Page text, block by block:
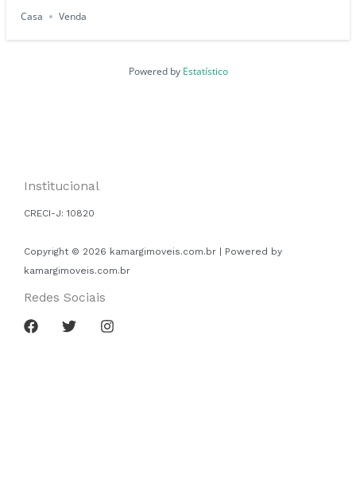
Casa
Venda
Powered by Estatístico
Institucional
CRECI-J: 10820
Copyright © 2026 kamargimoveis.com.br | Powered by
kamargimoveis.com.br
Redes Sociais